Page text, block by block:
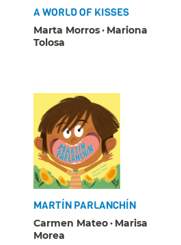
A WORLD OF KISSES
Marta Morros
Mariona
Tolosa
MARTÍN PARLANCHÍN
Carmen Mateo
Marisa
Morea